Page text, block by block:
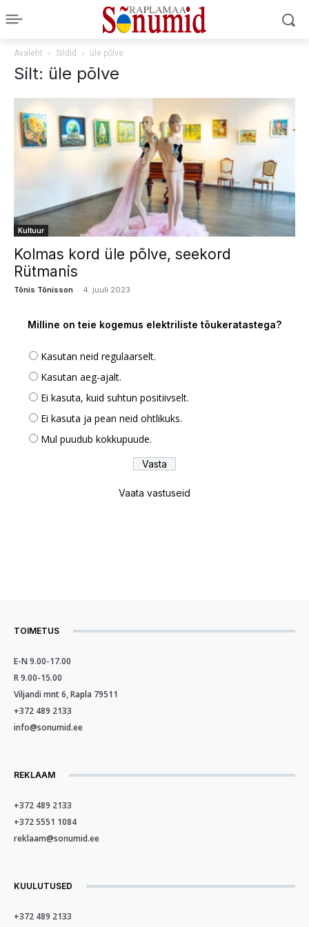
Avaleht Sildid üle põlve
Silt: üle põlve
Kultuur
Kolmas kord üle põlve, seekord
Rütmanis
Tõnis Tõnisson - 4. juuli 2023
Milline on teie kogemus elektriliste tõukeratastega?
Kasutan neid regulaarselt.
Kasutan aeg-ajalt.
Ei kasuta, kuid suhtun positiivselt.
Ei kasuta ja pean neid ohtlikuks.
Mul puudub kokkupuude.
Vaata vastuseid
TOIMETUS
E-N 9.00-17.00
R 9.00-15.00
Viljandi mnt 6, Rapla 79511
+372 489 2133
info@sonumid.ee
REKLAAM
+372 489 2133
+372 5551 1084
reklaam@sonumid.ee
KUULUTUSED
+372 489 2133